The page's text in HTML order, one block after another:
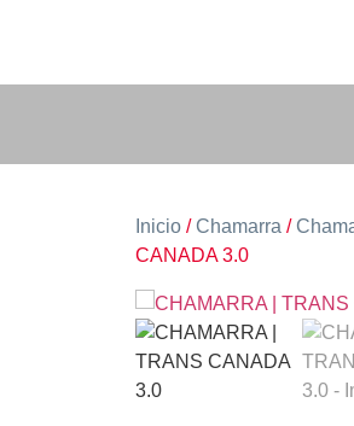
Inicio /Chamarra /
CANADA 3.0